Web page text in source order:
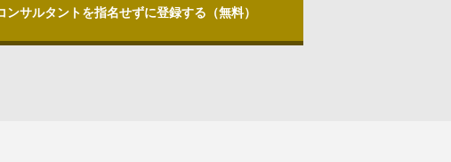
ンサルタントを指名せずに登録する（無料）